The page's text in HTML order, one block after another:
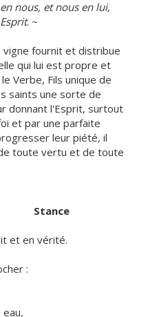
nous, et nous en lui,
. ~
vigne fournit et distribue
qui lui est propre et
Verbe, Fils unique de
saints une sorte de
donnant l'Esprit, surtout
et par une parfaite
leur piété, il
toute vertu et de toute
Stance
et en vérité.
: